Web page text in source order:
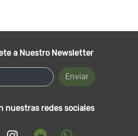
a Nuestro Newsletter
Enviar
nuestras redes sociales